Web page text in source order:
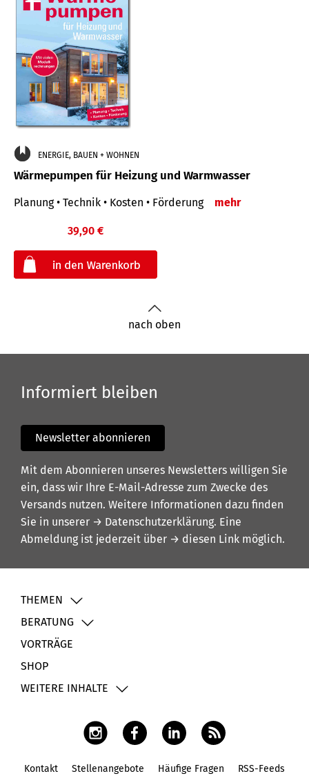
ENERGIE, BAUEN + WOHNEN
Wärmepumpen für Heizung und Warmwasser
Planung • Technik • Kosten • Förderung mehr
39,90 €
nach oben
Informiert bleiben
Newsletter abonnieren
Mit dem Abonnieren unseres Newsletters willigen Sie
ein, dass wir Ihre E-Mail-Adresse zum Zwecke des
Versands nutzen. Weitere Informationen dazu finden
Sie in unserer → Datenschutzerklärung. Eine
Abmeldung ist jederzeit über → diesen Link möglich.
THEMEN
BERATUNG
VORTRÄGE
SHOP
WEITERE INHALTE
Kontakt Stellenangebote Häufige Fragen RSS-Feeds